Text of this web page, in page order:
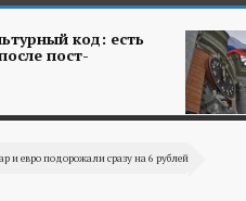
код: есть
пост-
и евро подорожали сразу на 6 рублей